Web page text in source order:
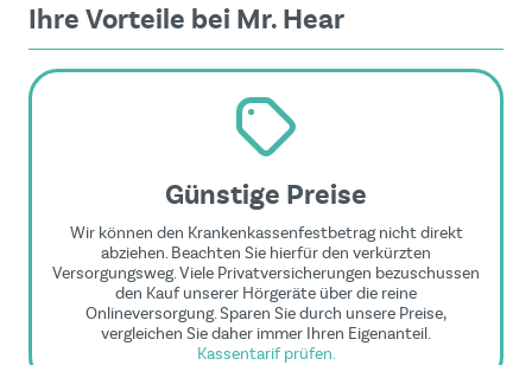
Ihre Vorteile bei Mr. Hear
Günstige Preise
Wir können den Krankenkassenfestbetrag nicht direkt
abziehen. Beachten Sie hierfür den verkürzten
Versorgungsweg. Viele Privatversicherungen bezuschussen
den Kauf unserer Hörgeräte über die reine
Onlineversorgung. Sparen Sie durch unsere Preise,
vergleichen Sie daher immer Ihren Eigenanteil.
Kassentarif prüfen.